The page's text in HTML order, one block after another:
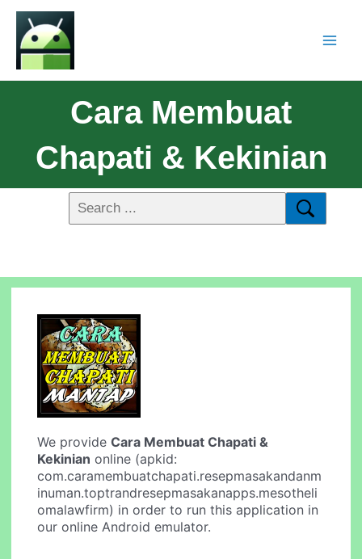
Cara Membuat
Chapati & Kekinian
We provideCara Membuat Chapati &
Kekinian online (apkid:
com.caramembuatchapati.resepmasakandanm
inuman.toptrandresepmasakanapps.mesotheli
omalawfirm) in order to run this application in
our online Android emulator.